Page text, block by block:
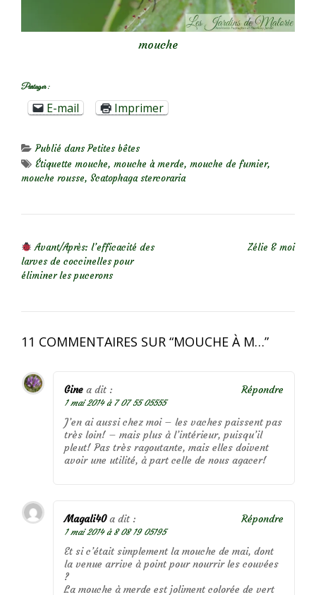
mouche
Partager :
E-mail Imprimer
Publié dansPetites bêtes
Étiquette mouche, mouche à merde, mouche de fumier,
mouche rousse, Scatophaga stercoraria
Avant/Après: l’efficacité des
larves de coccinelles pour
éliminer les pucerons
Zélie & moi
11 COMMENTAIRES SUR “MOUCHE À M…”
Gine a dit :
1 mai 2014 à 7 07 55 05555
J’en ai aussi chez moi – les vaches paissent pas
très loin! – mais plus à l’intérieur, puisqu’il
pleut! Pas très ragoutante, mais elles doivent
avoir une utilité, à part celle de nous agacer!
Répondre
Magali40 a dit :
1 mai 2014 à 8 08 19 05195
Et si c’était simplement la mouche de mai, dont
la venue arrive à point pour nourrir les couvées
?
La mouche à merde est joliment colorée de vert
Répondre